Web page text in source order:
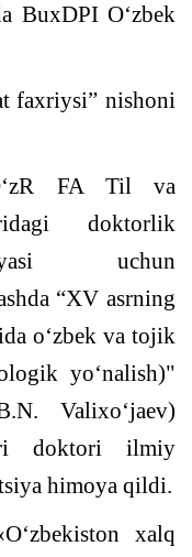
BuxDPI O‘zbek
faxriysi” nishoni
FA Til va
doktorlik
uchun
“XV asrning
o‘zbek va tojik
yo‘nalish)"
Valixo‘jaev)
doktori ilmiy
himoya qildi.
xalq